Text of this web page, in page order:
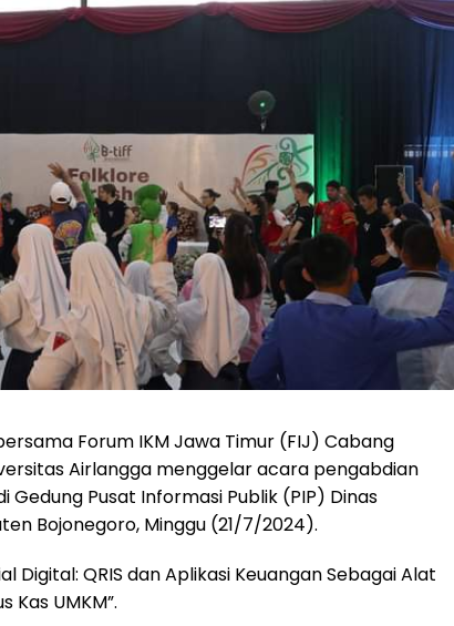
Forum IKM Jawa Timur (FIJ) Cabang
Airlangga menggelar acara pengabdian
Pusat Informasi Publik (PIP) Dinas
Bojonegoro, Minggu (21/7/2024).
Digital: QRIS dan Aplikasi Keuangan Sebagai Alat
Kas UMKM”.